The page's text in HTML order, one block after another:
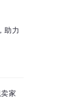
助力
家